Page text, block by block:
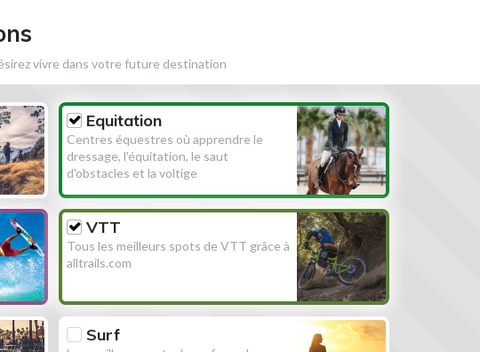
vivre dans votre future destination
Equitation
Centres équestres où apprendre le
dressage, l'équitation, le saut
d'obstacles et la voltige
VTT
Tous les meilleurs spots de VTT grâce à
alltrails.com
Surf